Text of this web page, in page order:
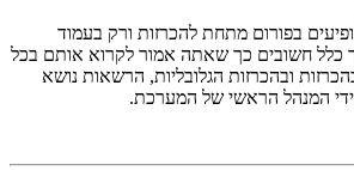
בפורום מתחת להכרזות ורק בעמוד
כלל חשובים כך שאתה אמור לקרוא אותם בכל
ובהכרזות הגלובליות, הרשאות נושא
המנהל הראשי של המערכת.